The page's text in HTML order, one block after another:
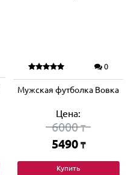
0
Мужская футболка Вовка
Цена:
6000₸
5490 ₸
Купить